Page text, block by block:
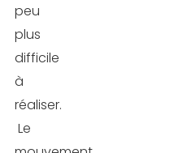
peu
plus
difficile
à
réaliser.
Le